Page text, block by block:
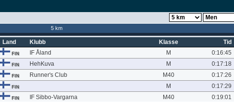
5 km
Land Klubb Klasse Tid
FIN IF Åland M 0:16:45
FIN HehKuva M 0:17:18
FIN Runner's Club M40 0:17:26
FIN M 0:17:29
FIN IF Sibbo-Vargarna M40 0:19:01